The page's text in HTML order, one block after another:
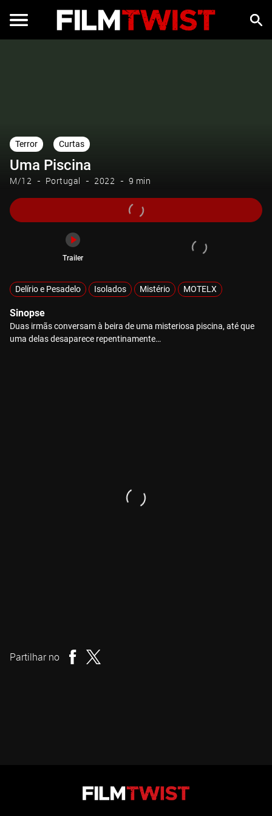
Terror Curtas
Uma Piscina
M/12 Portugal 2022 9 min
Trailer
Delírio e Pesadelo Isolados Mistério MOTELX
Sinopse
Duas irmãs conversam à beira de uma misteriosa piscina, até que
uma delas desaparece repentinamente…
Partilhar no